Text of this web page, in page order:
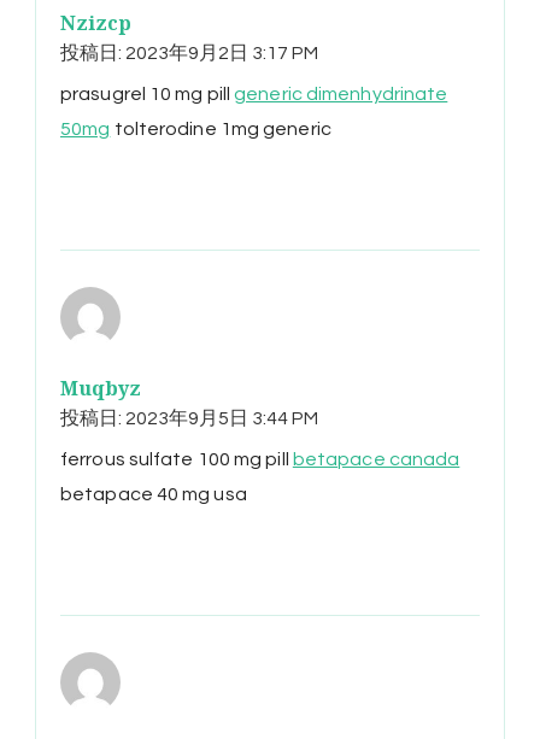
Nzizcp
投稿日: 2023年9月2日 3:17 PM
prasugrel 10 mg pillgeneric dimenhydrinate
50mg tolterodine 1mg generic
Muqbyz
投稿日: 2023年9月5日 3:44 PM
ferrous sulfate 100 mg pill
betapace canada
betapace 40 mg usa